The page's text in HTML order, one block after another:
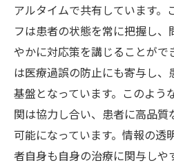
アルタイムで共有しています。
フは患者の状態を常に把握し
やかに対応策を講じることがで
は医療過誤の防止にも寄与し
基盤となっています。このよう
関は協力し合い、患者に高品
可能になっています。情報の透
者自身も自身の治療に関与しや